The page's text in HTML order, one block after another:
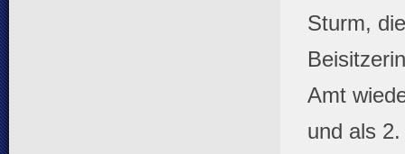
Sturm,
Amt
und als